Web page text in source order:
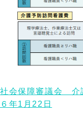
社会保障審議会 介
６年1月22日